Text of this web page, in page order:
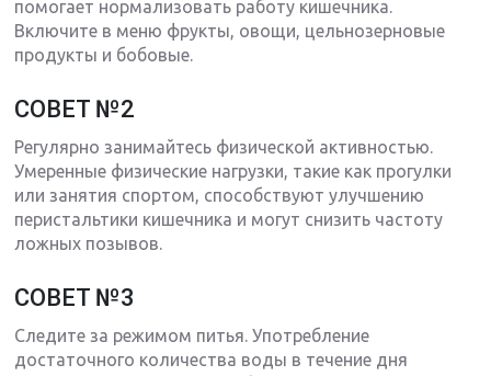
помогает нормализовать работу кишечника.
Включите в меню фрукты, овощи, цельнозерновые
продукты и бобовые.
СОВЕТ №2
Регулярно занимайтесь физической активностью.
Умеренные физические нагрузки, такие как прогулки
или занятия спортом, способствуют улучшению
перистальтики кишечника и могут снизить частоту
ложных позывов.
СОВЕТ №3
Следите за режимом питья. Употребление
достаточного количества воды в течение дня